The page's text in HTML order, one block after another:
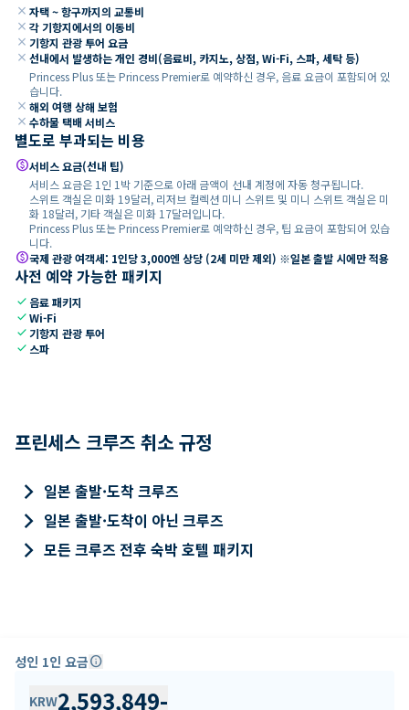
close 자택 ~ 항구까지의 교통비
close 각 기항지에서의 이동비
close 기항지 관광 투어 요금
close 선내에서 발생하는 개인 경비(음료비, 카지노, 상점, Wi-Fi, 스파, 세탁 등)
Princess Plus 또는 Princess Premier로 예약하신 경우, 음료 요금이 포함되어 있
습니다.
close 해외 여행 상해 보험
close 수하물 택배 서비스
별도로 부과되는 비용
paid서비스 요금(선내 팁)
서비스 요금은 1인 1박 기준으로 아래 금액이 선내 계정에 자동 청구됩니다.
스위트 객실은 미화 19달러, 리저브 컬렉션 미니 스위트 및 미니 스위트 객실은 미
화 18달러, 기타 객실은 미화 17달러입니다.
Princess Plus 또는 Princess Premier로 예약하신 경우, 팁 요금이 포함되어 있습
니다.
paid국제 관광 여객세: 1인당 3,000엔 상당 (2세 미만 제외) ※일본 출발 시에만 적용
사전 예약 가능한 패키지
check 음료 패키지
checkWi-Fi
check 기항지 관광 투어
check 스파
프린세스 크루즈 취소 규정
keyboard_arrow_right 일본 출발·도착 크루즈
keyboard_arrow_right 일본 출발·도착이 아닌 크루즈
keyboard_arrow_right 모든 크루즈 전후 숙박 호텔 패키지
성인 1인 요금info
KRW2,593,849-